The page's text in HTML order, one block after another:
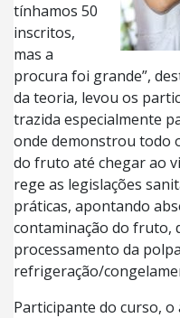
tínhamos 50
inscritos,
mas a
procura foi grande”,
da teoria, levou os
trazida especialmente
onde demonstrou todo
do fruto até chegar ao
rege as legislações
práticas, apontando
contaminação do fruto,
processamento da
refrigeração/
Participante do curso, o